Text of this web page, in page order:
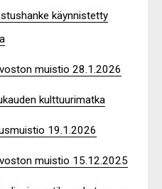
käynnistetty
muistio 28.1.2026
kulttuurimatka
19.1.2026
muistio 15.12.2025